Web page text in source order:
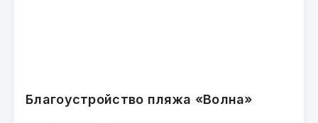
Благоустройство пляжа «Волна»